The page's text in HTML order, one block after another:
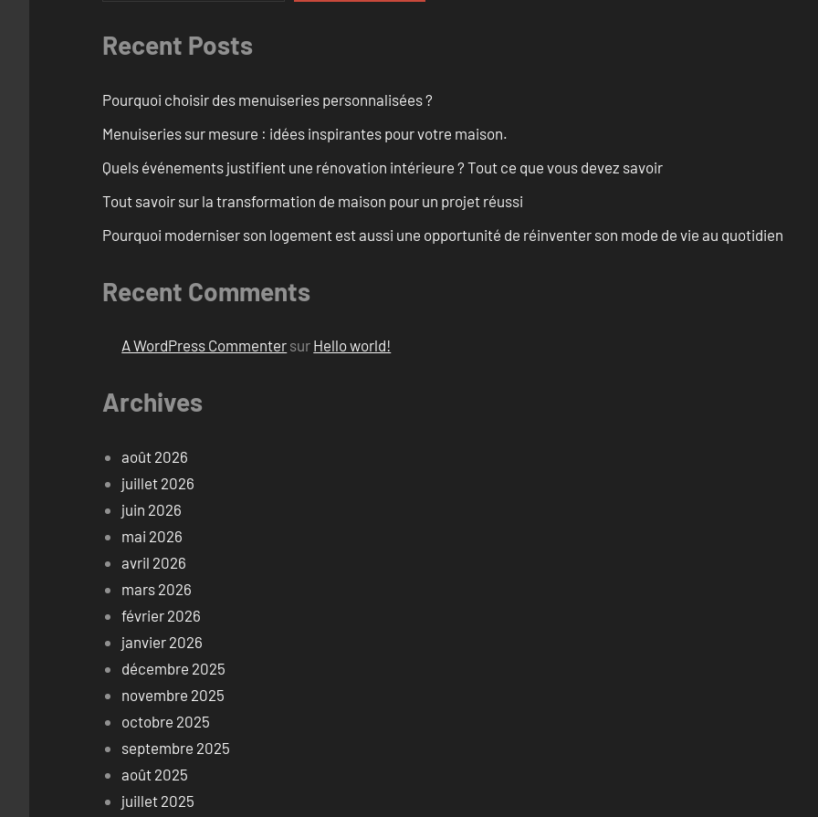
Recent Posts
Pourquoi choisir des menuiseries personnalisées ?
Menuiseries sur mesure : idées inspirantes pour votre maison.
Quels événements justifient une rénovation intérieure ? Tout ce que vous devez savoir
Tout savoir sur la transformation de maison pour un projet réussi
Pourquoi moderniser son logement est aussi une opportunité de réinventer son mode de vie au quotidien
Recent Comments
A WordPress Commenter sur Hello world!
Archives
août 2026
juillet 2026
juin 2026
mai 2026
avril 2026
mars 2026
février 2026
janvier 2026
décembre 2025
novembre 2025
octobre 2025
septembre 2025
août 2025
juillet 2025